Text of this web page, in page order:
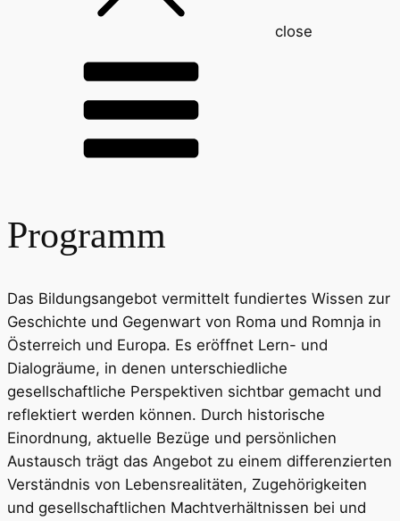
close
Programm
Das Bildungsangebot vermittelt fundiertes Wissen zur
Geschichte und Gegenwart von Roma und Romnja in
Österreich und Europa. Es eröffnet Lern- und
Dialogräume, in denen unterschiedliche
gesellschaftliche Perspektiven sichtbar gemacht und
reflektiert werden können. Durch historische
Einordnung, aktuelle Bezüge und persönlichen
Austausch trägt das Angebot zu einem differenzierten
Verständnis von Lebensrealitäten, Zugehörigkeiten
und gesellschaftlichen Machtverhältnissen bei und